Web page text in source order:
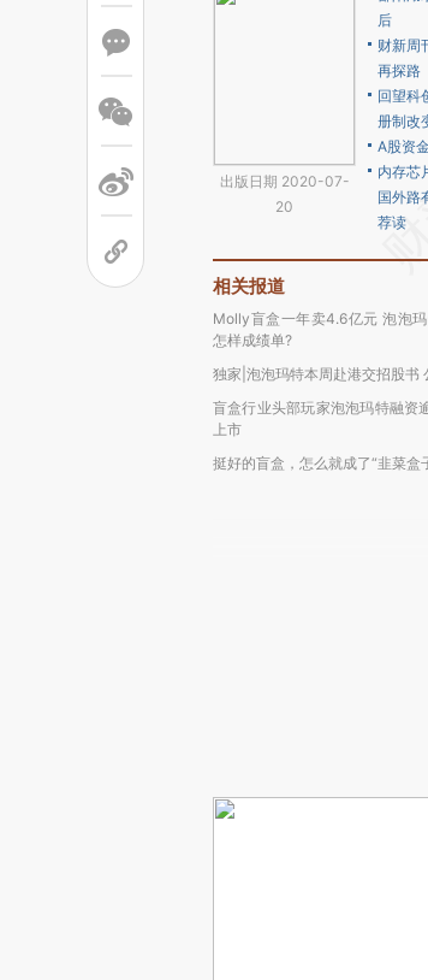
出版日期 2020-07-
20
后
财新周
再探路
回望科
册制改
A股资
内存芯
国外路
荐读
相关报道
Molly盲盒一年卖4.6亿元 泡泡
怎样成绩单?
独家|泡泡玛特本周赴港交招股书
盲盒行业头部玩家泡泡玛特融资
上市
挺好的盲盒，怎么就成了“韭菜盒